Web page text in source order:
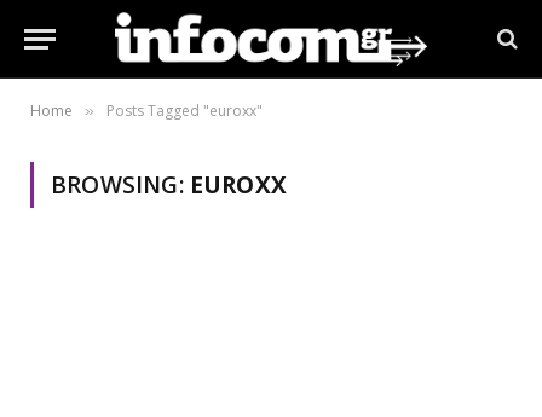
Home » Posts Tagged "euroxx"
BROWSING: EUROXX